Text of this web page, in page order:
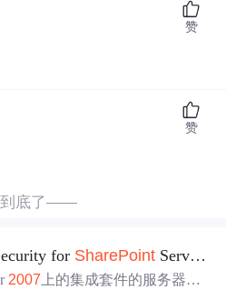
赞
赞
底了——
for SharePoint Service
2007 上的集成套件的服务器功